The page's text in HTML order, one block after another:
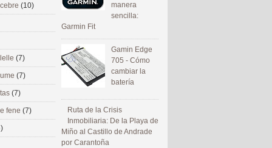
manera
sencilla:
Garmin Fit
Gamin Edge
705 - Cómo
cambiar la
batería
Ruta de la Crisis
Inmobiliaria: De la Playa de
Miño al Castillo de Andrade
por Carantoña
(10)
(7)
(7)
(7)
fene (7)